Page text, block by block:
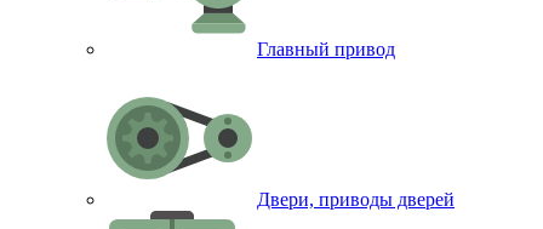
Главный привод
Двери, приводы дверей